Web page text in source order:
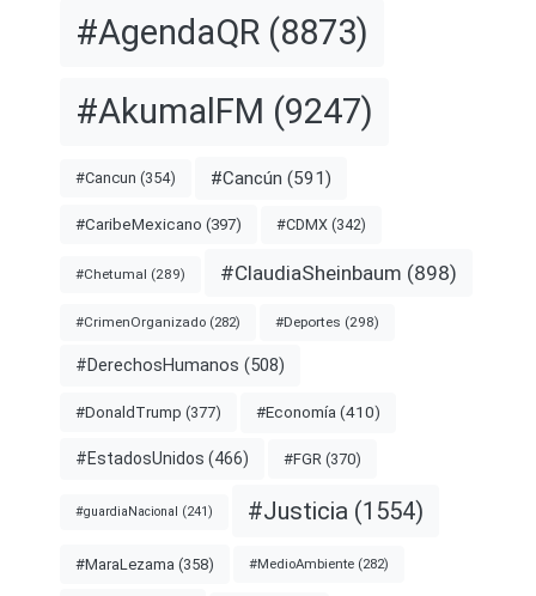
#AgendaQR (8873)
#AkumalFM (9247)
#Cancun (354) #Cancún (591)
#CaribeMexicano (397) #CDMX (342)
#Chetumal (289) #ClaudiaSheinbaum (898)
#CrimenOrganizado (282) #Deportes (298)
#DerechosHumanos (508)
#DonaldTrump (377) #Economía (410)
#EstadosUnidos (466) #FGR (370)
#guardiaNacional (241) #Justicia (1554)
#MaraLezama (358) #MedioAmbiente (282)